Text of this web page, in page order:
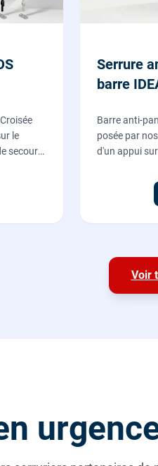
le
secours
Serrure
barre
Barre anti-
posée par
d'un appui
Voir